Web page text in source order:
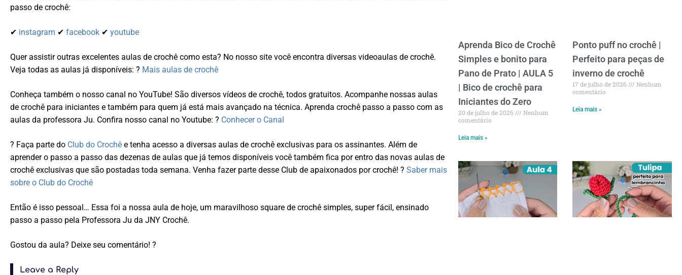
Aprenda Bico de Crochê
Simples e bonito para
Pano de Prato | AULA 5
| Bico de crochê para
Iniciantes do Zero
20 de julho de 2026
Nenhum
comentário
Leia mais »
Ponto puff no crochê |
Perfeito para peças de
inverno de crochê
17 de julho de 2026
Nenhum
comentário
Leia mais »
passo de crochê:
✔ instagram ✔facebook ✔youtube
Quer assistir outras excelentes aulas de crochê como esta? No nosso site você encontra diversas videoaulas de crochê.
Veja todas as aulas já disponíveis: ? Mais aulas de crochê
Conheça também o nosso canal no YouTube! São diversos vídeos de crochê, todos gratuitos. Acompanhe nossas aulas
de crochê para iniciantes e também para quem já está mais avançado na técnica. Aprenda crochê passo a passo com as
aulas da professora Ju. Confira nosso canal no Youtube: ? Conhecer o Canal
? Faça parte do Club do Crochê e tenha acesso a diversas aulas de crochê exclusivas para os assinantes. Além de
aprender o passo a passo das dezenas de aulas que já temos disponíveis você também fica por entro das novas aulas de
crochê exclusivas que são postadas toda semana. Venha fazer parte desse Club de apaixonados por crochê! ? Saber mais
sobre o Club do Crochê
Então é isso pessoal… Essa foi a nossa aula de hoje, um maravilhoso square de crochê simples, super fácil, ensinado
passo a passo pela Professora Ju da JNY Crochê.
Gostou da aula? Deixe seu comentário! ?
Leave a Reply